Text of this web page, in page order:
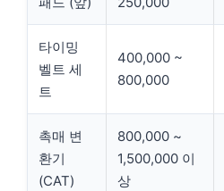
타이밍
벨트 세
트
400,000 ~
800,000
촉매 변
환기
(CAT)
800,000 ~
1,500,000 이
상